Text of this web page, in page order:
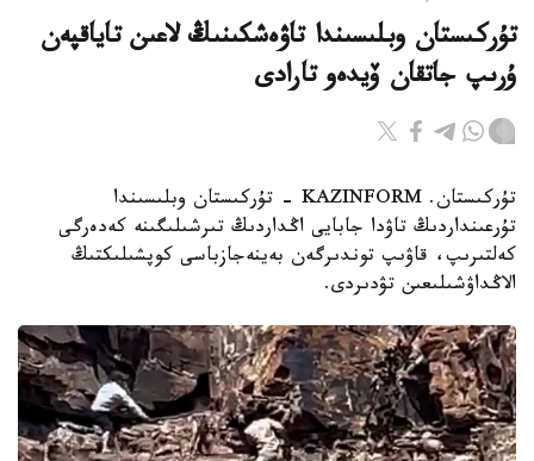
تۇركىستان وبلىسىندا تاۋەشكىنىڭ لاعىن تاياقپەن
ۇرىپ جاتقان ۆيدەو تارادى
تۇركىستان. KAZINFORM - تۇركىستان وبلىسىندا
تۇرعىنداردىڭ تاۋدا جابايى اڭداردىڭ تىرشىلىگىنە كەدەرگى
كەلتىرىپ، قاۋىپ توندىرگەن بەينەجازباسى كوپشىلىكتىڭ
الاڭداۋشىلىعىن تۋدىردى.